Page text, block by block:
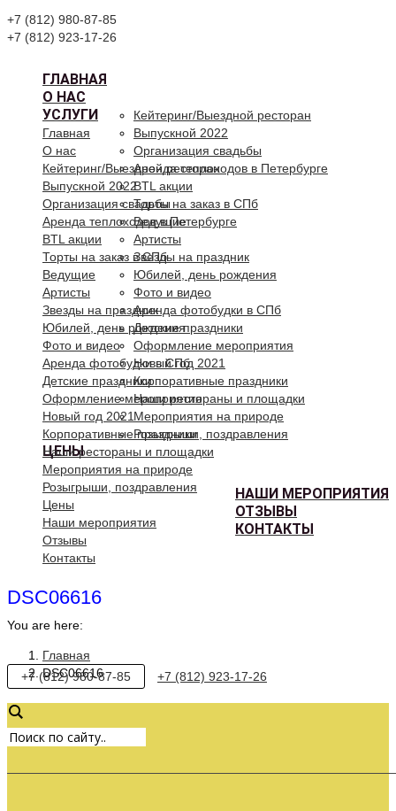
+7 (812) 980-87-85
+7 (812) 923-17-26
ГЛАВНАЯ
О НАС
УСЛУГИ
Кейтеринг/Выездной ресторан
Выпускной 2022
Организация свадьбы
Аренда теплоходов в Петербурге
BTL акции
Торты на заказ в СПб
Ведущие
Артисты
Звезды на праздник
Юбилей, день рождения
Фото и видео
Аренда фотобудки в СПб
Детские праздники
Оформление мероприятия
Новый год 2021
Корпоративные праздники
Наши рестораны и площадки
Мероприятия на природе
Розыгрыши, поздравления
ЦЕНЫ
НАШИ МЕРОПРИЯТИЯ
ОТЗЫВЫ
КОНТАКТЫ
Главная
О нас
Кейтеринг/Выездной ресторан
Выпускной 2022
Организация свадьбы
Аренда теплоходов в Петербурге
BTL акции
Торты на заказ в СПб
Ведущие
Артисты
Звезды на праздник
Юбилей, день рождения
Фото и видео
Аренда фотобудки в СПб
Детские праздники
Оформление мероприятия
Новый год 2021
Корпоративные праздники
Наши рестораны и площадки
Мероприятия на природе
Розыгрыши, поздравления
Цены
Наши мероприятия
Отзывы
Контакты
DSC06616
You are here:
Главная
DSC06616
+7 (812) 980-87-85 +7 (812) 923-17-26